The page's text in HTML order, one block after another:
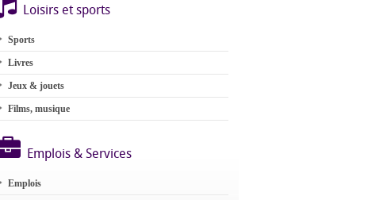
Loisirs et sports
Sports
Livres
Jeux & jouets
Films, musique
Emplois & Services
Emplois